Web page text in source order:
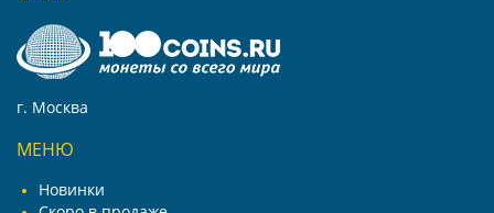
г. Москва
МЕНЮ
Новинки